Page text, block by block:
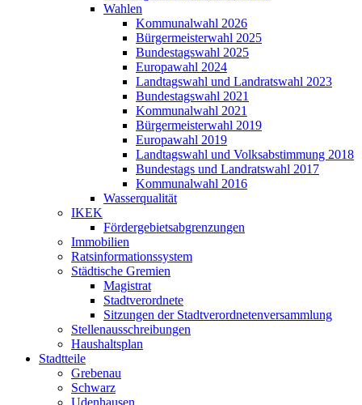
Wahlen
Kommunalwahl 2026
Bürgermeisterwahl 2025
Bundestagswahl 2025
Europawahl 2024
Landtagswahl und Landratswahl 2023
Bundestagswahl 2021
Kommunalwahl 2021
Bürgermeisterwahl 2019
Europawahl 2019
Landtagswahl und Volksabstimmung 2018
Bundestags und Landratswahl 2017
Kommunalwahl 2016
Wasserqualität
IKEK
Fördergebietsabgrenzungen
Immobilien
Ratsinformationssystem
Städtische Gremien
Magistrat
Stadtverordnete
Sitzungen der Stadtverordnetenversammlung
Stellenausschreibungen
Haushaltsplan
Stadtteile
Grebenau
Schwarz
Udenhausen